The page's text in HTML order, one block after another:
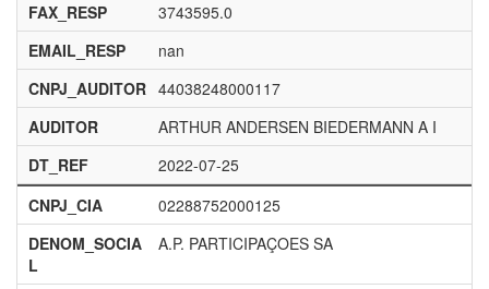
FAX_RESP
3743595.0
EMAIL_RESP
nan
CNPJ_AUDITOR 44038248000117
AUDITOR
ARTHUR ANDERSEN BIEDERMANN A I
DT_REF
2022-07-25
CNPJ_CIA
02288752000125
DENOM_SOCIA
L
A.P. PARTICIPAÇOES SA